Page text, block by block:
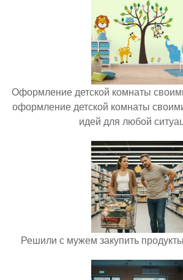
Оформление детской комнаты
оформление детской комнаты
идей для любой
Решили с мужем закупить